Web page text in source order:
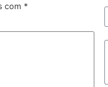
com *